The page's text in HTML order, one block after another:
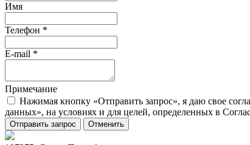
Имя
Телефон *
E-mail *
Примечание
Нажимая кнопку «Отправить запрос», я даю свое
данных», на условиях и для целей, определенных в
Отправить запрос Отменить